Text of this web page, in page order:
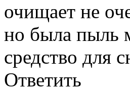
очищает не
но была пыль
средство для
Ответить